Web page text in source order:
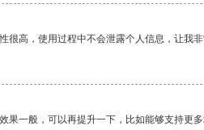
很高，使用过程中不会泄露个人信息，让我非
果一般，可以再提升一下，比如能够支持更多